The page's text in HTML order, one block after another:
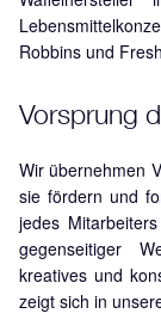
Robbins und
Vorsprung
Wir übernehmen
sie fördern und
jedes
gegenseitiger
kreatives und
zeigt sich in